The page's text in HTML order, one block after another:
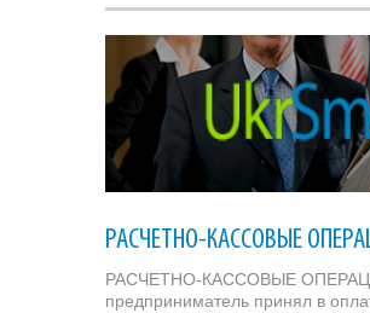
РАСЧЕТНО-КАССОВЫЕ
РАСЧЕТНО-КАССОВЫЕ
предприниматель принял в